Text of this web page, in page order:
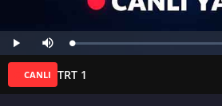
CANLI TRT 1